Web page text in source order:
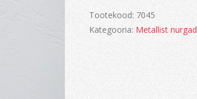
Tootekood: 7045
Kategooria: Metallist nurgad